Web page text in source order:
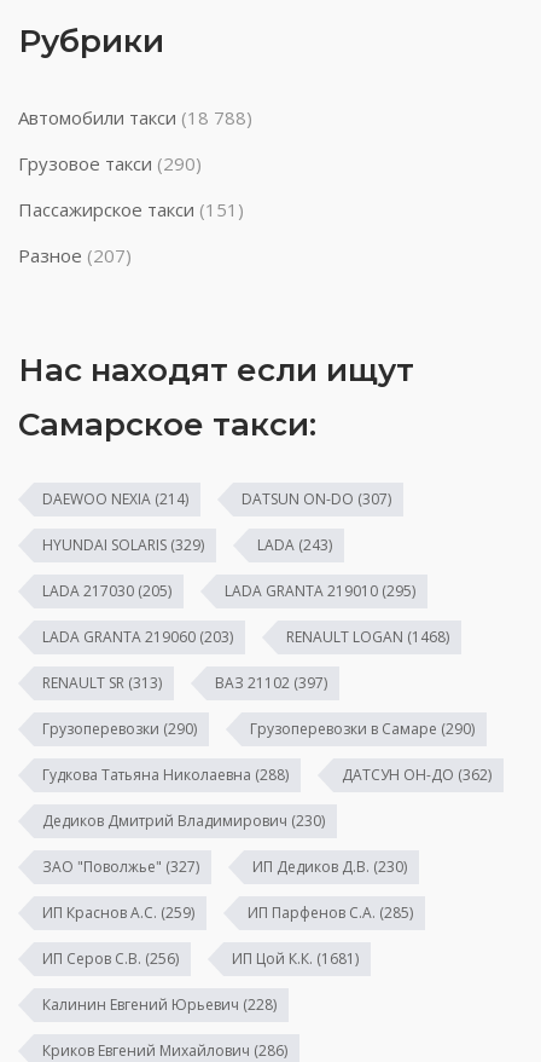
Рубрики
Автомобили такси (18 788)
Грузовое такси (290)
Пассажирское такси (151)
Разное (207)
Нас находят если ищут
Самарское такси:
DAEWOO NEXIA (214) DATSUN ON-DO (307)
HYUNDAI SOLARIS (329) LADA (243)
LADA 217030 (205) LADA GRANTA 219010 (295)
LADA GRANTA 219060 (203) RENAULT LOGAN (1468)
RENAULT SR (313) ВАЗ 21102 (397)
Грузоперевозки (290) Грузоперевозки в Самаре (290)
Гудкова Татьяна Николаевна (288) ДАТСУН ОН-ДО (362)
Дедиков Дмитрий Владимирович (230)
ЗАО "Поволжье" (327) ИП Дедиков Д.В. (230)
ИП Краснов А.С. (259) ИП Парфенов С.А. (285)
ИП Серов С.В. (256) ИП Цой К.К. (1681)
Калинин Евгений Юрьевич (228)
Криков Евгений Михайлович (286)